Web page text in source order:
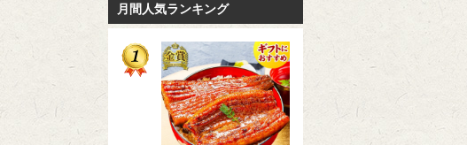
月間人気ランキング